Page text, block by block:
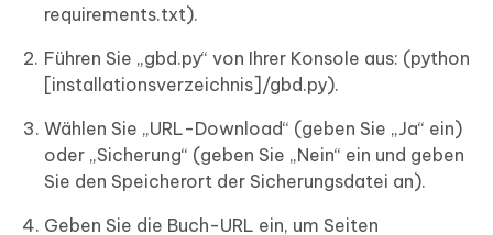
requirements.txt).
Führen Sie „gbd.py“ von Ihrer Konsole aus: (python
[installationsverzeichnis]/gbd.py).
Wählen Sie „URL-Download“ (geben Sie „Ja“ ein)
oder „Sicherung“ (geben Sie „Nein“ ein und geben
Sie den Speicherort der Sicherungsdatei an).
Geben Sie die Buch-URL ein, um Seiten